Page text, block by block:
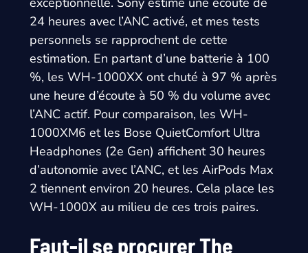
24 heures avec l’ANC activé, et mes tests
personnels se rapprochent de cette
estimation. En partant d’une batterie à 100
%, les WH-1000XX ont chuté à 97 % après
une heure d’écoute à 50 % du volume avec
l’ANC actif. Pour comparaison, les WH-
1000XM6 et les Bose QuietComfort Ultra
Headphones (2e Gen) affichent 30 heures
d’autonomie avec l’ANC, et les AirPods Max
2 tiennent environ 20 heures. Cela place les
WH-1000X au milieu de ces trois paires.
Faut-il se procurer The